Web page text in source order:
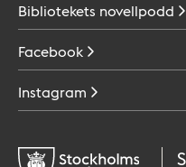
Bibliotekets novellpodd
Facebook
Instagram